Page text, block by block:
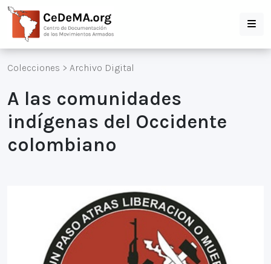
Colecciones > Archivo Digital
A las comunidades
indígenas del Occidente
colombiano